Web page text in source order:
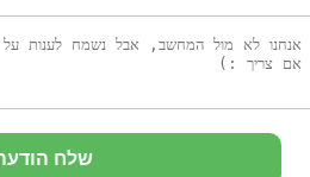
שלח הודעה